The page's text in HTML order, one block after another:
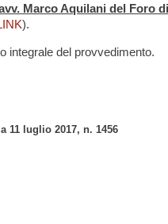
Marco Aquilani del Foro
).
integrale del provvedimento.
11 luglio 2017, n. 1456